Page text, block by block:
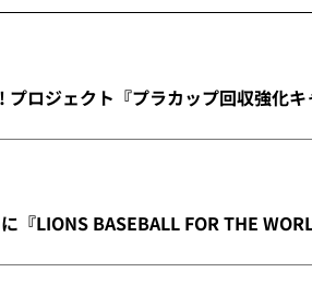
プロジェクト『プラカップ回収強化
『LIONS BASEBALL FOR THE